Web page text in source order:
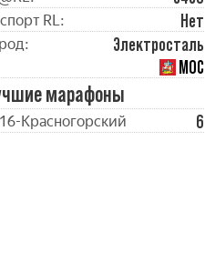
RL: Нет
Электросталь
МОС
марафоны
Красногорский 6